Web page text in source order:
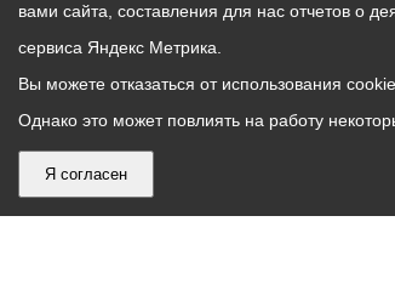
вами сайта, составления для нас отчетов о
сервиса Яндекс Метрика.
Вы можете отказаться от использования
Однако это может повлиять на работу
Я согласен